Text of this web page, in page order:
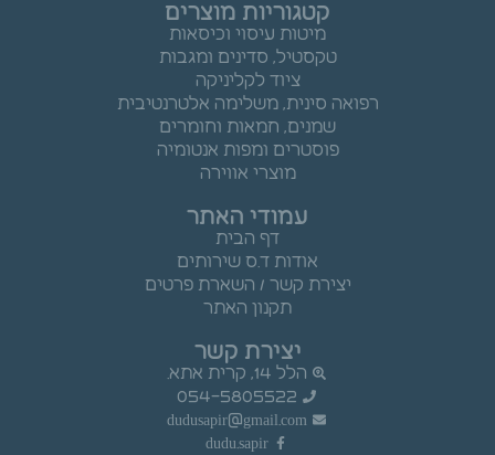
קטגוריות מוצרים
מיטות עיסוי וכיסאות
טקסטיל, סדינים ומגבות
ציוד לקליניקה
רפואה סינית, משלימה אלטרנטיבית
שמנים, חמאות וחומרים
פוסטרים ומפות אנטומיה
מוצרי אווירה
עמודי האתר
דף הבית
אודות ד.ס שירותים
יצירת קשר / השארת פרטים
תקנון האתר
יצירת קשר
הלל 14, קרית אתא.
054-5805522
dudusapir@gmail.com
dudu.sapir